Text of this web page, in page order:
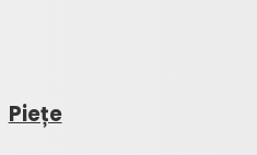
Piețe